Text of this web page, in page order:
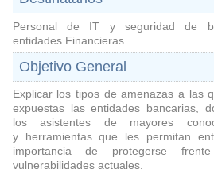
Personal de IT y seguridad de
entidades Financieras
Objetivo General
Explicar los tipos de amenazas a las
expuestas las entidades bancarias,
los asistentes de mayores
y herramientas que les permitan
importancia de protegerse
vulnerabilidades actuales.